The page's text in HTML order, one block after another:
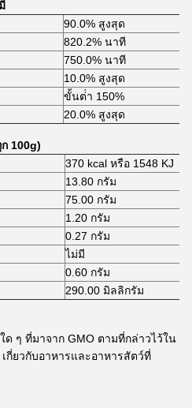
90.0% สูงสุด
820.2% นาที
750.0% นาที
10.0% สูงสุด
ขั้นต่ํา 150%
20.0% สูงสุด
100g)
370 kcal หรือ 1548 KJ
13.80 กรัม
75.00 กรัม
1.20 กรัม
0.27 กรัม
ไม่มี
0.60 กรัม
290.00 มิลลิกรัม
ๆ ที่มาจาก GMO ตามที่กล่าวไว้ใน
กี่ยวกับอาหารและอาหารสัตว์ที่